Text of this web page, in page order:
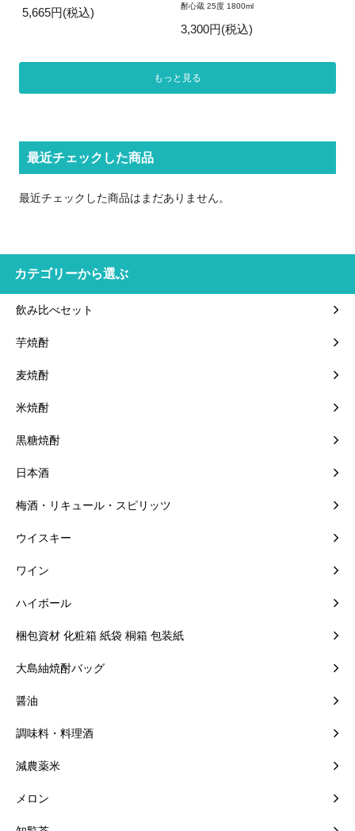
5,665円(税込) 酎心蔵 25度 1800ml
3,300円(税込)
もっと見る
最近チェックした商品
最近チェックした商品はまだありません。
カテゴリーから選ぶ
飲み比べセット
芋焼酎
麦焼酎
米焼酎
黒糖焼酎
日本酒
梅酒・リキュール・スピリッツ
ウイスキー
ワイン
ハイボール
梱包資材 化粧箱 紙袋 桐箱 包装紙
大島紬焼酎バッグ
醤油
調味料・料理酒
減農薬米
メロン